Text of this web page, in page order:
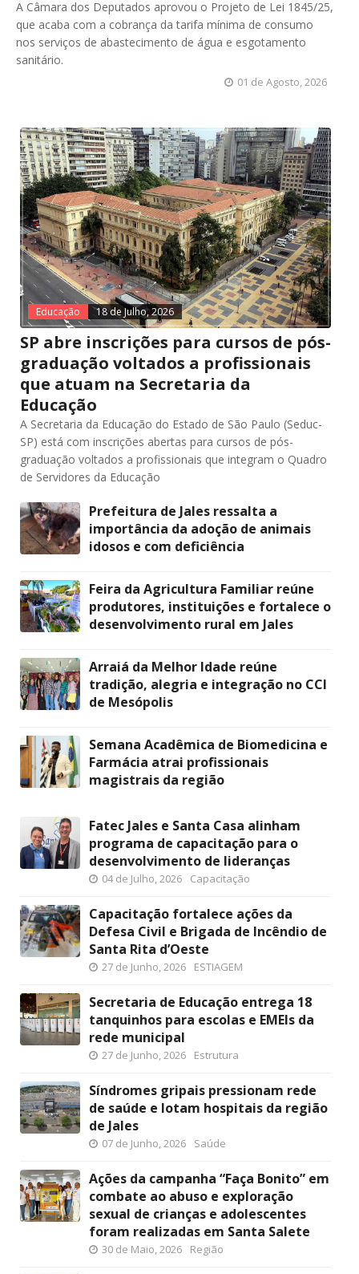
A Câmara dos Deputados aprovou o Projeto de Lei 1845/25,
que acaba com a cobrança da tarifa mínima de consumo
nos serviços de abastecimento de água e esgotamento
sanitário.
01 de Agosto, 2026
Educação 18 de Julho, 2026
SP abre inscrições para cursos de pós-
graduação voltados a profissionais
que atuam na Secretaria da
Educação
A Secretaria da Educação do Estado de São Paulo (Seduc-
SP) está com inscrições abertas para cursos de pós-
graduação voltados a profissionais que integram o Quadro
de Servidores da Educação
Prefeitura de Jales ressalta a
importância da adoção de animais
idosos e com deficiência
Feira da Agricultura Familiar reúne
produtores, instituições e fortalece o
desenvolvimento rural em Jales
Arraiá da Melhor Idade reúne
tradição, alegria e integração no CCI
de Mesópolis
Semana Acadêmica de Biomedicina e
Farmácia atrai profissionais
magistrais da região
Fatec Jales e Santa Casa alinham
programa de capacitação para o
desenvolvimento de lideranças
04 de Julho, 2026 Capacitação
Capacitação fortalece ações da
Defesa Civil e Brigada de Incêndio de
Santa Rita d’Oeste
27 de Junho, 2026 ESTIAGEM
Secretaria de Educação entrega 18
tanquinhos para escolas e EMEIs da
rede municipal
27 de Junho, 2026 Estrutura
Síndromes gripais pressionam rede
de saúde e lotam hospitais da região
de Jales
07 de Junho, 2026 Saúde
Ações da campanha “Faça Bonito” em
combate ao abuso e exploração
sexual de crianças e adolescentes
foram realizadas em Santa Salete
30 de Maio, 2026 Região